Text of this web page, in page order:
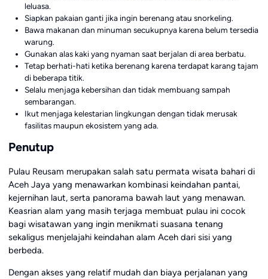
leluasa.
Siapkan pakaian ganti jika ingin berenang atau snorkeling.
Bawa makanan dan minuman secukupnya karena belum tersedia
warung.
Gunakan alas kaki yang nyaman saat berjalan di area berbatu.
Tetap berhati-hati ketika berenang karena terdapat karang tajam
di beberapa titik.
Selalu menjaga kebersihan dan tidak membuang sampah
sembarangan.
Ikut menjaga kelestarian lingkungan dengan tidak merusak
fasilitas maupun ekosistem yang ada.
Penutup
Pulau Reusam merupakan salah satu permata wisata bahari di
Aceh Jaya yang menawarkan kombinasi keindahan pantai,
kejernihan laut, serta panorama bawah laut yang menawan.
Keasrian alam yang masih terjaga membuat pulau ini cocok
bagi wisatawan yang ingin menikmati suasana tenang
sekaligus menjelajahi keindahan alam Aceh dari sisi yang
berbeda.
Dengan akses yang relatif mudah dan biaya perjalanan yang